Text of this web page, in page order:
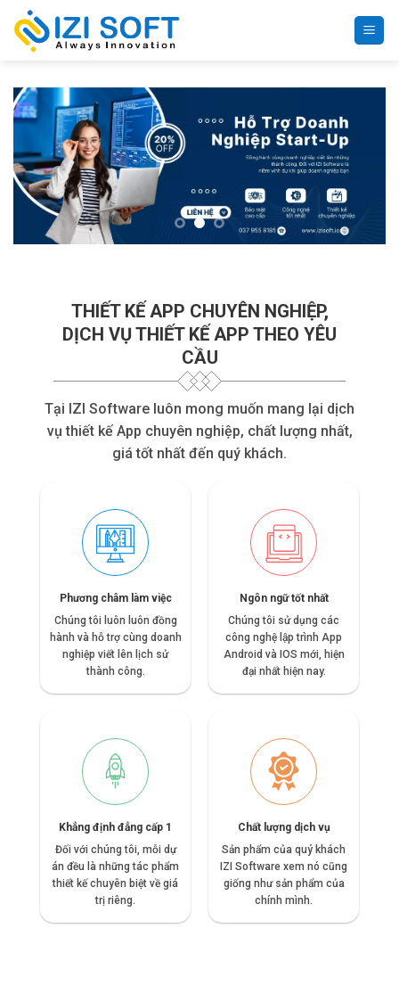
qua
THIẾT KẾ APP CHUYÊN NGHIỆP,
DỊCH VỤ THIẾT KẾ APP THEO YÊU
CẦU
Tại IZI Software luôn mong muốn mang lại dịch
vụ thiết kế App chuyên nghiệp, chất lượng nhất,
giá tốt nhất đến quý khách.
Phương châm làm việc
Chúng tôi luôn luôn đồng
hành và hỗ trợ cùng doanh
nghiệp viết lên lịch sử
thành công.
Ngôn ngữ tốt nhất
Chúng tôi sử dụng các
công nghệ lập trình App
Android và IOS mới, hiện
đại nhất hiện nay.
Khẳng định đẳng cấp 1
Đối với chúng tôi, mỗi dự
án đều là những tác phẩm
thiết kế chuyên biệt về giá
trị riêng.
Chất lượng dịch vụ
Sản phẩm của quý khách
IZI Software xem nó cũng
giống như sản phẩm của
chính mình.